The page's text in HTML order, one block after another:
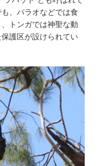
、パラオなどでは食
トンガでは神聖な動
護区が設けられてい